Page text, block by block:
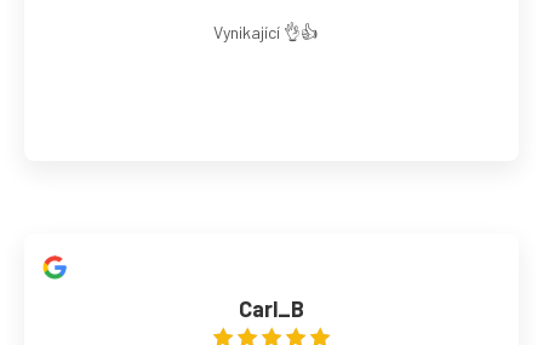
Vynikající 👌👍
Carl_B